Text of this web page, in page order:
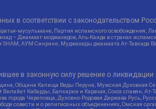
в соответствии с законодательством
мусульмане, Партия исламского освобождения,
– Джамаат моджахедов, Аль-Каида в странах
АУМ Синрике, Муджахеды джамаата Ат-Тавхида
в законную силу решение о ликвидации
Община Капища Веды Перуна, Мужская Духовная
Кабарды, Балкарии и Карачая, Союз славян,
Череповца, Духовно-Родовая Держава Русь,
совести и о религиозных объединениях, Омская